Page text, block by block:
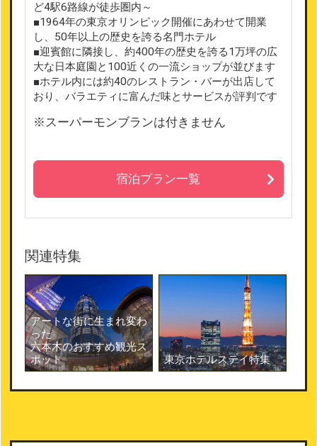
ど4駅6路線が徒歩圏内～
■1964年の東京オリンピック開催にあわせて開業
し、50年以上の歴史を誇る名門ホテル
■迎賓館に隣接し、約400年の歴史を誇る1万坪の広
大な日本庭園と100近くの一流ショップが並びます
■ホテル内には約40のレストラン・バーが出店して
おり、バラエティに富んだ味とサービスが評判です
※スーパーモンブランは付きません
宿泊プラン一覧
関連特集
アートな街に生まれ変わ
った
六本木のおすすめ観光ス
ポット
東京ホテルステイ特集